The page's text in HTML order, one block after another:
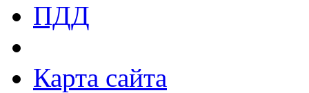
ПДД
Карта сайта